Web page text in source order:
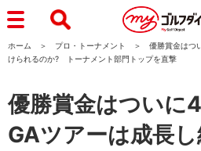
ホーム プロ・トーナメント
優勝賞金はつ
けられるのか? トーナメント部門トップを直撃
優勝賞金はついに
GAツアーは成長